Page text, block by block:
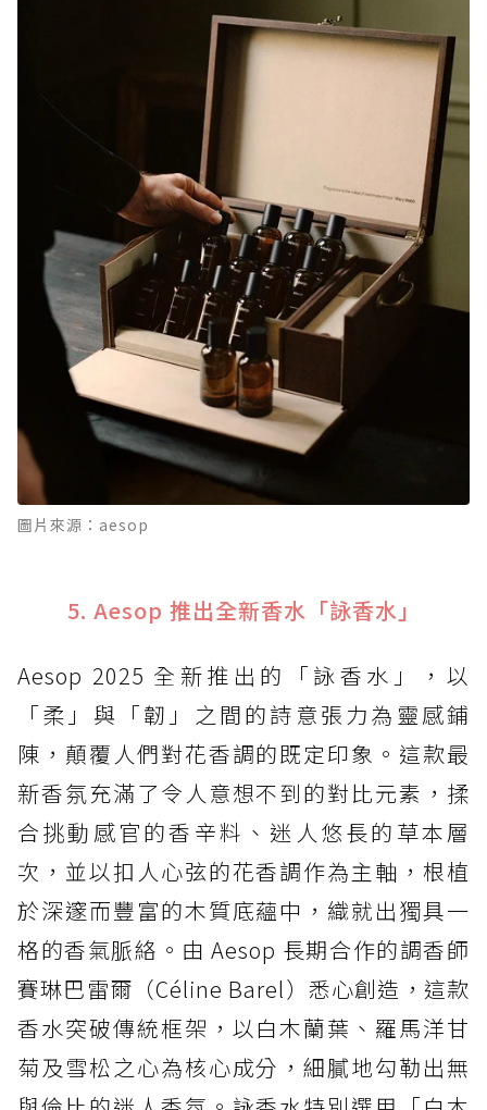
圖片來源：aesop
5. Aesop 推出全新香水「詠香水」
Aesop 2025 全新推出的「詠香水」，以
「柔」與「韌」之間的詩意張力為靈感鋪
陳，顛覆人們對花香調的既定印象。這款最
新香氛充滿了令人意想不到的對比元素，揉
合挑動感官的香辛料、迷人悠長的草本層
次，並以扣人心弦的花香調作為主軸，根植
於深邃而豐富的木質底蘊中，織就出獨具一
格的香氣脈絡。由 Aesop 長期合作的調香師
賽琳巴雷爾（Céline Barel）悉心創造，這款
香水突破傳統框架，以白木蘭葉、羅馬洋甘
菊及雪松之心為核心成分，細膩地勾勒出無